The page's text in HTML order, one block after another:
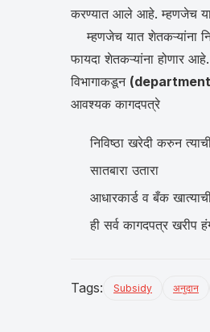
करण्यात आले आहे. म्हणजेच या
म्हणजेच यात शेतकऱ्यांना
फायदा शेतकऱ्यांना होणार
विभागाकडून
आवश्यक कागदपत्रे
निविष्ठा खरेदी करुन
सातबारा उतारा
आधारकार्ड व बँक खात्याची
ही सर्व कागदपत्र खरीप
Tags: Subsidy अनुदान